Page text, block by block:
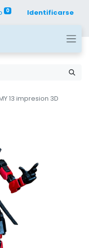
0 Identificarse
13 impresion 3D